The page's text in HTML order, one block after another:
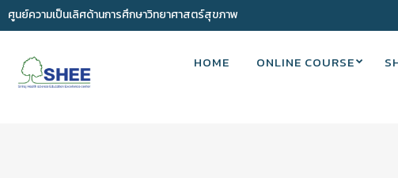
ศูนย์ความเป็นเลิศด้านการศึกษาวิทยาศาสตร์สุขภาพ
HOME ONLINE COURSE